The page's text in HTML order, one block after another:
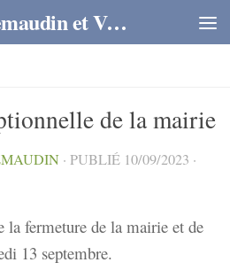
Commune de Chemaudin et Vaux
de la mairie
· PUBLIÉ 10/09/2023 ·
la fermeture de la mairie et de
13 septembre.